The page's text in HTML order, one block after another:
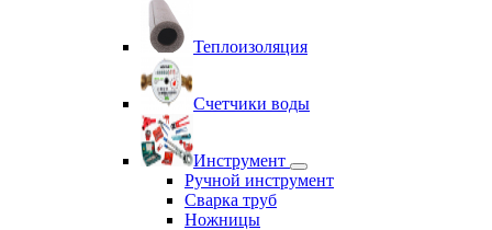
Теплоизоляция
Счетчики воды
Инструмент
Ручной инструмент
Сварка труб
Ножницы